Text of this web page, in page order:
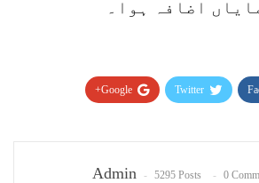
اضافہ ہوا۔
Twitter
Google+
Admin 5295 Posts 0